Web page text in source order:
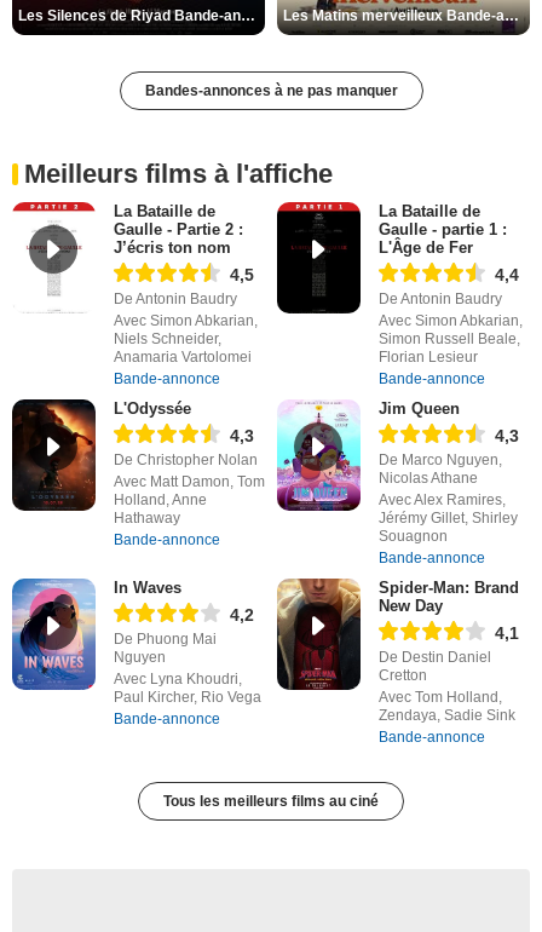
Les Silences de Riyad Bande-annonce VO STFR Les Matins merveilleux Bande-annonce VF
Bandes-annonces à ne pas manquer
Meilleurs films à l'affiche
La Bataille de
Gaulle - Partie 2 :
J’écris ton nom
4,5
De Antonin Baudry
Avec Simon Abkarian,
Niels Schneider,
Anamaria Vartolomei
Bande-annonce
La Bataille de
Gaulle - partie 1 :
L'Âge de Fer
4,4
De Antonin Baudry
Avec Simon Abkarian,
Simon Russell Beale,
Florian Lesieur
Bande-annonce
L'Odyssée
4,3
De Christopher Nolan
Avec Matt Damon, Tom
Holland, Anne
Hathaway
Bande-annonce
Jim Queen
4,3
De Marco Nguyen,
Nicolas Athane
Avec Alex Ramires,
Jérémy Gillet, Shirley
Souagnon
Bande-annonce
In Waves
4,2
De Phuong Mai
Nguyen
Avec Lyna Khoudri,
Paul Kircher, Rio Vega
Bande-annonce
Spider-Man: Brand
New Day
4,1
De Destin Daniel
Cretton
Avec Tom Holland,
Zendaya, Sadie Sink
Bande-annonce
Tous les meilleurs films au ciné